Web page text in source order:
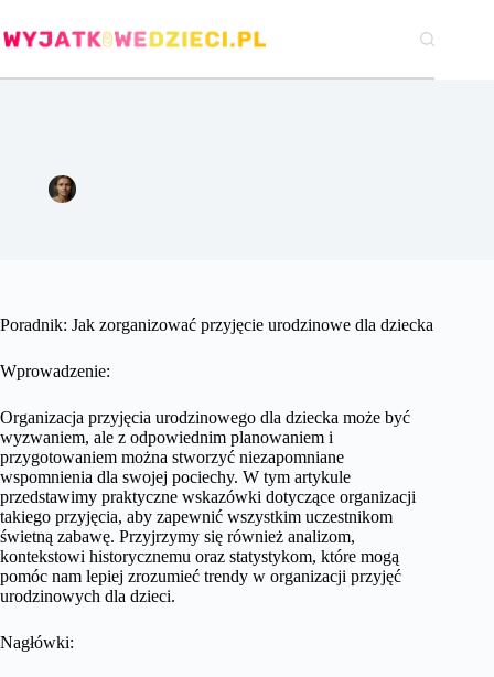
do
treści
Poradnik: Jak zorganizować przyjęcie urodzinowe dla dziecka
Wprowadzenie:
Organizacja przyjęcia urodzinowego dla dziecka może być
wyzwaniem, ale z odpowiednim planowaniem i
przygotowaniem można stworzyć niezapomniane
wspomnienia dla swojej pociechy. W tym artykule
przedstawimy praktyczne wskazówki dotyczące organizacji
takiego przyjęcia, aby zapewnić wszystkim uczestnikom
świetną zabawę. Przyjrzymy się również analizom,
kontekstowi historycznemu oraz statystykom, które mogą
pomóc nam lepiej zrozumieć trendy w organizacji przyjęć
urodzinowych dla dzieci.
Nagłówki: